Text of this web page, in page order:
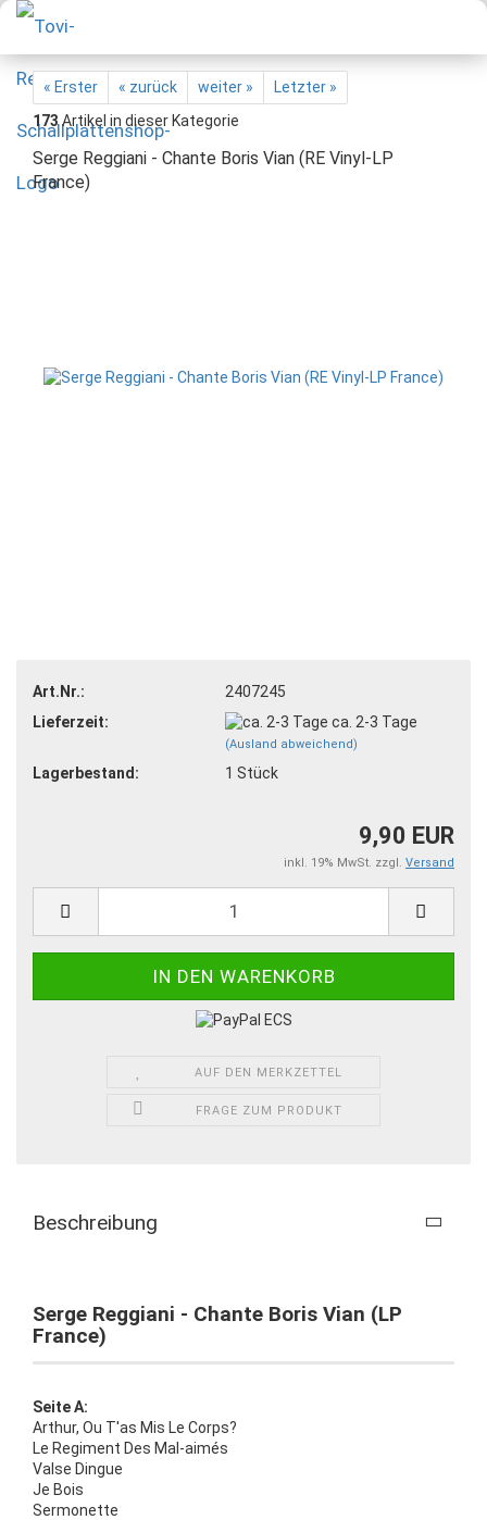
« Erster « zurück weiter »
Letzter »
173Artikel in dieser Kategorie
Serge Reggiani - Chante Boris Vian (RE Vinyl-LP
France)
Art.Nr.:
2407245
Lieferzeit:
ca. 2-3 Tage
(Ausland abweichend)
Lagerbestand: 1 Stück
9,90 EUR
inkl. 19% MwSt. zzgl. Versand
AUF DEN MERKZETTEL
FRAGE ZUM PRODUKT
Beschreibung
Serge Reggiani - Chante Boris Vian (LP
France)
Seite A:
Arthur, Ou T'as Mis Le Corps?
Le Regiment Des Mal-aimés
Valse Dingue
Je Bois
Sermonette